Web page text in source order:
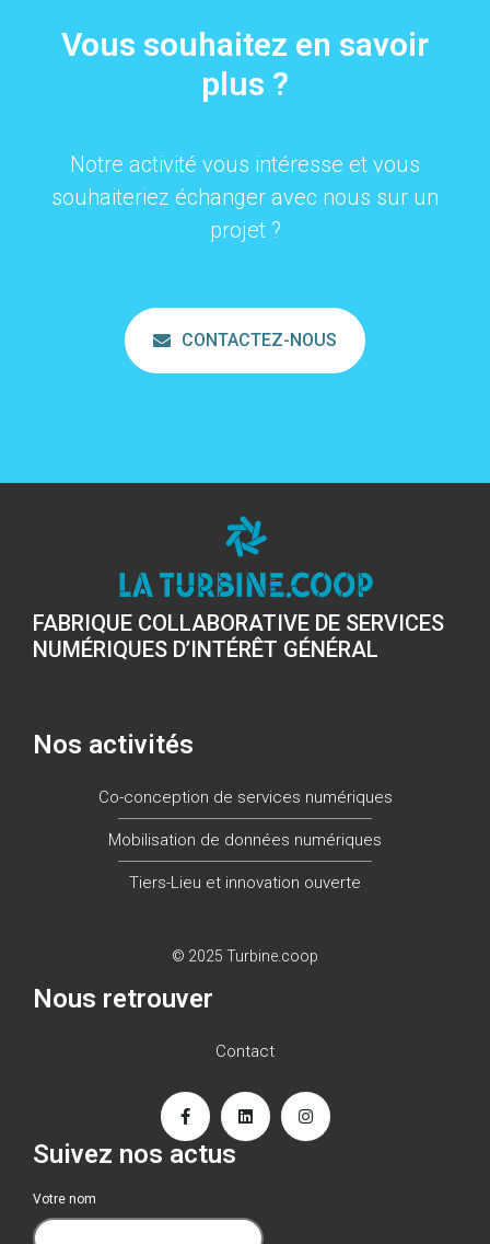
Vous souhaitez en savoir
plus ?
Notre activité vous intéresse et vous
souhaiteriez échanger avec nous sur un
projet ?
CONTACTEZ-NOUS
FABRIQUE COLLABORATIVE DE SERVICES
NUMÉRIQUES D’INTÉRÊT GÉNÉRAL
Nos activités
Co-conception de services numériques
Mobilisation de données numériques
Tiers-Lieu et innovation ouverte
© 2025 Turbine.coop
Nous retrouver
Contact
Suivez nos actus
Votre nom